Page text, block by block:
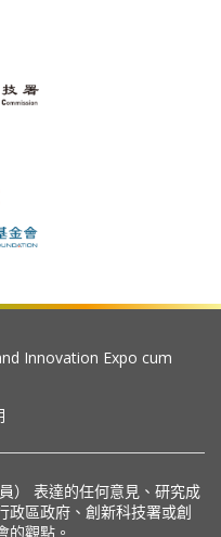
Innovation Expo cum
） 表達的任何意見、研究成
政區政府、創新科技署或創
的觀點。